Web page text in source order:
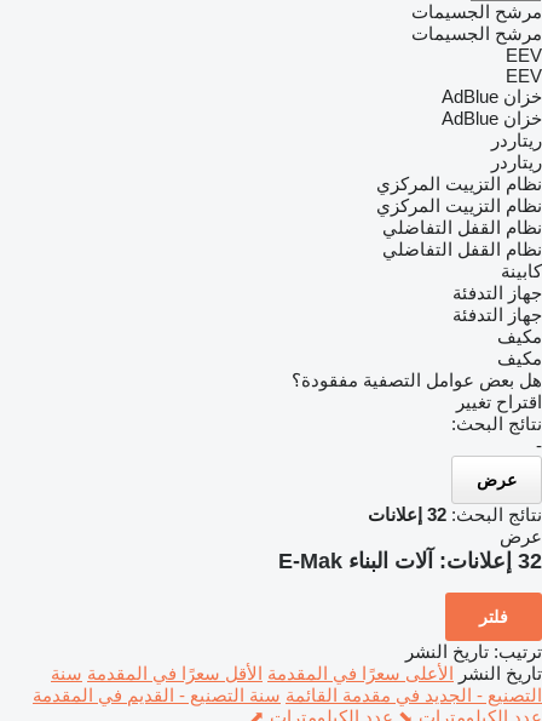
مرشح الجسيمات
مرشح الجسيمات
EEV
EEV
خزان AdBlue
خزان AdBlue
ريتاردر
ريتاردر
نظام التزييت المركزي
نظام التزييت المركزي
نظام القفل التفاضلي
نظام القفل التفاضلي
كابينة
جهاز التدفئة
جهاز التدفئة
مكيف
مكيف
هل بعض عوامل التصفية مفقودة؟
اقتراح تغيير
نتائج البحث:
-
عرض
نتائج البحث: 32 إعلانات
عرض
32 إعلانات: آلات البناء E-Mak
فلتر
ترتيب: تاريخ النشر
تاريخ النشر الأعلى سعرًا في المقدمة الأقل سعرًا في المقدمة سنة
التصنيع - الجديد في مقدمة القائمة سنة التصنيع - القديم في المقدمة
عدد الكيلومترات ⬊ عدد الكيلومترات ⬈